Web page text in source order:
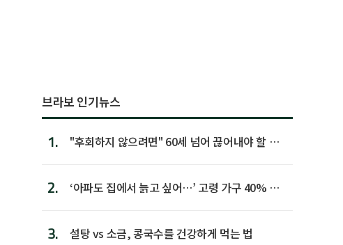
브라보 인기뉴스
1.
"후회하지 않으려면" 60세 넘어 끊어내야 할 사
2.
‘아파도 집에서 늙고 싶어…’ 고령 가구 40% 노
3. 설탕 vs 소금, 콩국수를 건강하게 먹는 법